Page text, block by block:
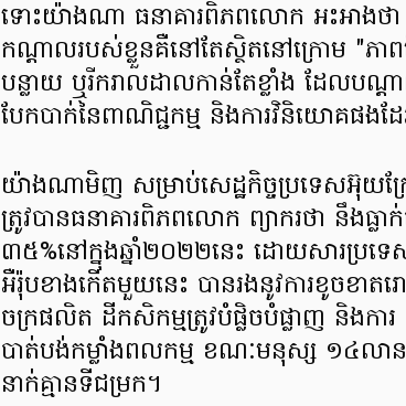
ទោះយ៉ាងណា ធនាគារពិភពលោក អះអាង
កណ្តាលរបស់ខ្លួនគឺនៅតែស្ថិតនៅក្រោម "ភា
បន្លាយ ឬរីករាលដាលកាន់តែខ្លាំង ដែលបណ្
បែកបាក់នៃពាណិជ្ជកម្ម និងការវិនិយោគផងដែ
យ៉ាងណាមិញ សម្រាប់សេដ្ឋកិច្ចប្រទេសអ៊ុយក្
ត្រូវបានធនាគារពិភពលោក ព្យាករថា នឹងធ្លា
៣៥%នៅក្នុងឆ្នាំ២០២២នេះ ដោយសារប្រទ
អឺរ៉ុបខាងកើតមួយនេះ បានរងនូវការខូចខាតរ
ចក្រផលិត ដីកសិកម្មត្រូវបំផ្លិចបំផ្លាញ និងការ
បាត់បង់កម្លាំងពលកម្ម ខណៈមនុស្ស ១៤លាន
នាក់គ្មានទីជម្រក។